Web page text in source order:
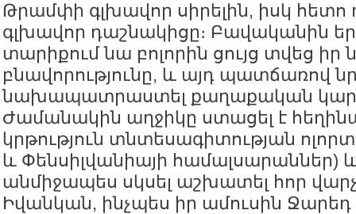
Թրամփի գլխավոր սիրելին, իսկ
գլխավոր դաշնակիցը։ Բավականին
տարիքում նա բոլորին ցույց տվեց
բնավորությունը, և այդ պատճառով
նախապատրաստել քաղաքական
Ժամանակին աղջիկը ստացել է
կրթություն տնտեսագիտության
և Փենսիլվանիայի համալսարաններ)
անմիջապես սկսել աշխատել հոր
Իվանկան, ինչպես իր ամուսին Ջարեդ